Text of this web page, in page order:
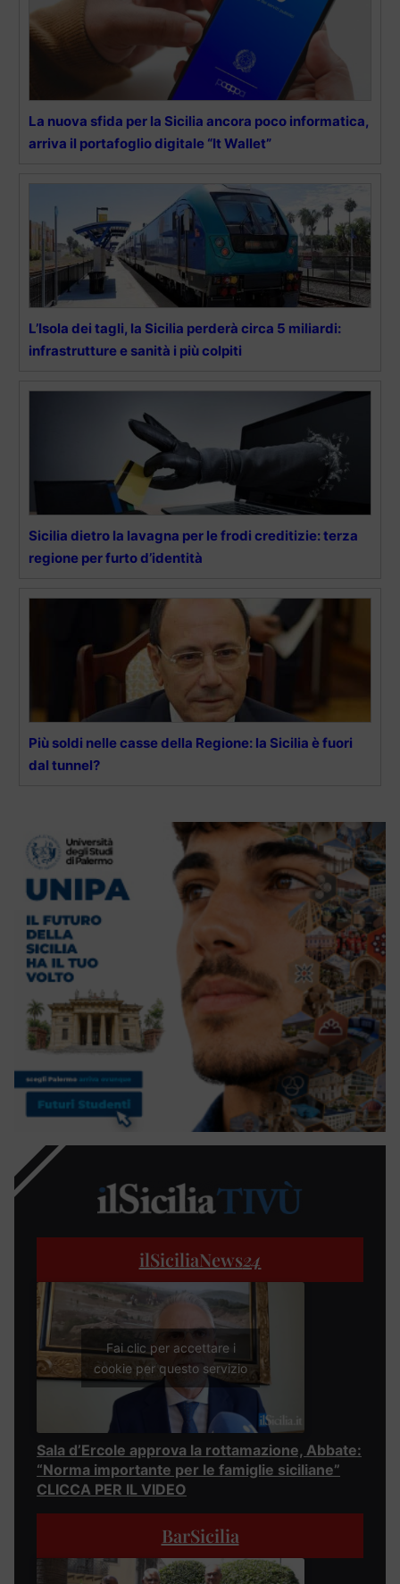
La nuova sfida per la Sicilia ancora poco informatica,
arriva il portafoglio digitale “It Wallet”
L’Isola dei tagli, la Sicilia perderà circa 5 miliardi:
infrastrutture e sanità i più colpiti
Sicilia dietro la lavagna per le frodi creditizie: terza
regione per furto d’identità
Più soldi nelle casse della Regione: la Sicilia è fuori
dal tunnel?
ilSiciliaNews24
Fai clic per accettare i
cookie per questo servizio
Sala d’Ercole approva la rottamazione, Abbate:
“Norma importante per le famiglie siciliane”
CLICCA PER IL VIDEO
BarSicilia